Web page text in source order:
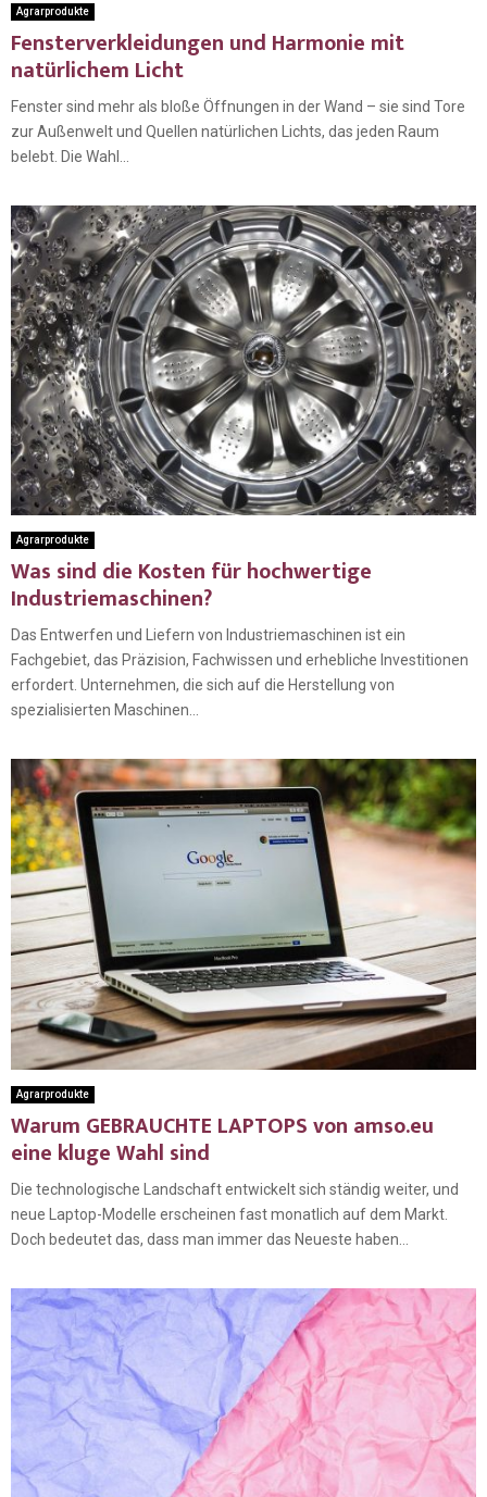
Agrarprodukte
Fensterverkleidungen und Harmonie mit
natürlichem Licht
Fenster sind mehr als bloße Öffnungen in der Wand – sie sind Tore
zur Außenwelt und Quellen natürlichen Lichts, das jeden Raum
belebt. Die Wahl...
Agrarprodukte
Was sind die Kosten für hochwertige
Industriemaschinen?
Das Entwerfen und Liefern von Industriemaschinen ist ein
Fachgebiet, das Präzision, Fachwissen und erhebliche Investitionen
erfordert. Unternehmen, die sich auf die Herstellung von
spezialisierten Maschinen...
Agrarprodukte
Warum GEBRAUCHTE LAPTOPS von amso.eu
eine kluge Wahl sind
Die technologische Landschaft entwickelt sich ständig weiter, und
neue Laptop-Modelle erscheinen fast monatlich auf dem Markt.
Doch bedeutet das, dass man immer das Neueste haben...